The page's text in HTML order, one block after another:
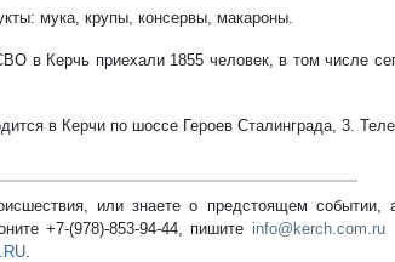
мука, крупы, консервы, макароны.
в Керчь приехали 1855 человек, в том числе
в Керчи по шоссе Героев Сталинграда, 3.
или знаете о предстоящем событии,
+7-(978)-853-94-44, пишите info@kerch.com.ru
.